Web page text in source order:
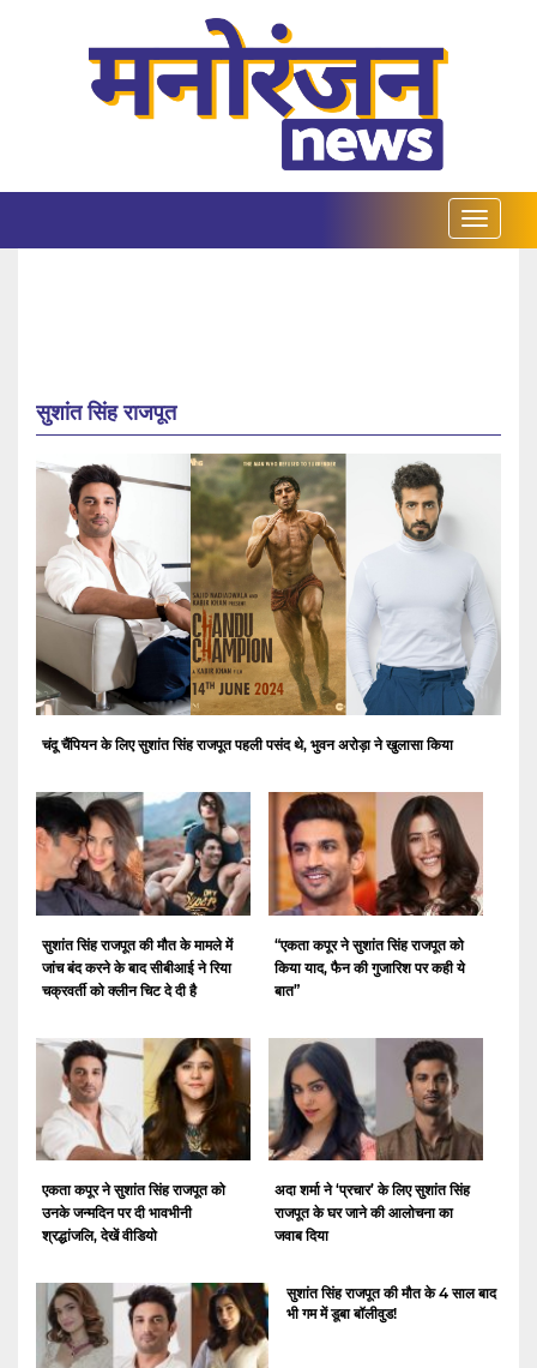
सुशांत सिंह राजपूत
चंदू चैंपियन के लिए सुशांत सिंह राजपूत पहली पसंद थे, भुवन अरोड़ा ने खुलासा किया
सुशांत सिंह राजपूत की मौत के मामले में
जांच बंद करने के बाद सीबीआई ने रिया
चक्रवर्ती को क्लीन चिट दे दी है
“एकता कपूर ने सुशांत सिंह राजपूत को
किया याद, फैन की गुजारिश पर कही ये
बात”
एकता कपूर ने सुशांत सिंह राजपूत को
उनके जन्मदिन पर दी भावभीनी
श्रद्धांजलि, देखें वीडियो
अदा शर्मा ने ‘प्रचार’ के लिए सुशांत सिंह
राजपूत के घर जाने की आलोचना का
जवाब दिया
सुशांत सिंह राजपूत की मौत के 4 साल बाद
भी गम में डूबा बॉलीवुड!